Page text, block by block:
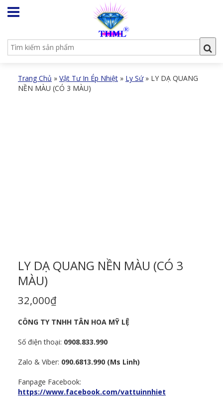
Trang Chủ » Vật Tư In Ép Nhiệt » Ly Sứ» LY DẠ QUANG
NỀN MÀU (CÓ 3 MÀU)
LY DẠ QUANG NỀN MÀU (CÓ 3
MÀU)
32,000₫
CÔNG TY TNHH TÂN HOA MỸ LỆ
Số điện thoại: 0908.833.990
Zalo & Viber: 090.6813.990 (Ms Linh)
Fanpage Facebook:
https://www.facebook.com/vattuinnhiet